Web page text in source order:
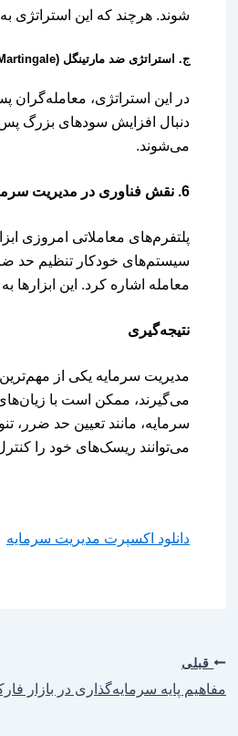
شوند. هرچند که این استراتژی
ج. استراتژی ضد مارتینگل (Anti-Martingale)
در این استراتژی، معامله‌گران
دنبال افزایش سودهای بزرگ
می‌شوند.
6. نقش فناوری در مدیریت
پلتفرم‌های معاملاتی امروزی
سیستم‌های خودکار تنظیم حد
معامله اشاره کرد. این
نتیجه‌گیری
مدیریت سرمایه یکی از
می‌گیرند، ممکن است با
سرمایه، مانند تعیین حد ضرر،
می‌توانند ریسک‌های خود را
دانلود اکسپرت مدیریت سرمایه
قبلی
مفاهیم پایه سرمایه‌گذاری در بازار